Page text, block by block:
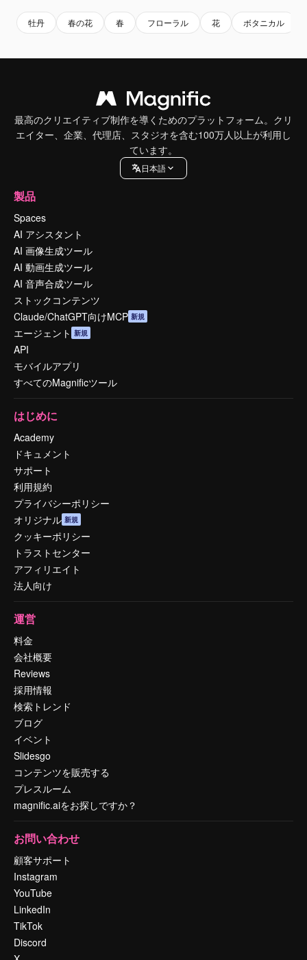
牡丹 春の花 春 フローラル 花 ボタニカル
最高のクリエイティブ制作を導くためのプラットフォーム。クリ
エイター、企業、代理店、スタジオを含む100万人以上が利用し
ています。
日本語
製品
Spaces
AI アシスタント
AI 画像生成ツール
AI 動画生成ツール
AI 音声合成ツール
ストックコンテンツ
Claude/ChatGPT向けMCP 新規
エージェント 新規
API
モバイルアプリ
すべてのMagnificツール
はじめに
Academy
ドキュメント
サポート
利用規約
プライバシーポリシー
オリジナル 新規
クッキーポリシー
トラストセンター
アフィリエイト
法人向け
運営
料金
会社概要
Reviews
採用情報
検索トレンド
ブログ
イベント
Slidesgo
コンテンツを販売する
プレスルーム
magnific.aiをお探しですか？
お問い合わせ
顧客サポート
Instagram
YouTube
LinkedIn
TikTok
Discord